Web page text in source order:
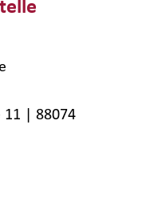
11 | 88074​